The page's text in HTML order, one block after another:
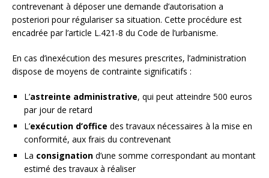
contrevenant à déposer une demande d’autorisation a
posteriori pour régulariser sa situation. Cette procédure est
encadrée par l’article L.421-8 du Code de l’urbanisme.
En cas d’inexécution des mesures prescrites, l’administration
dispose de moyens de contrainte significatifs :
L’astreinte administrative, qui peut atteindre 500 euros
par jour de retard
L’exécution d’office des travaux nécessaires à la mise en
conformité, aux frais du contrevenant
La consignation d’une somme correspondant au montant
estimé des travaux à réaliser